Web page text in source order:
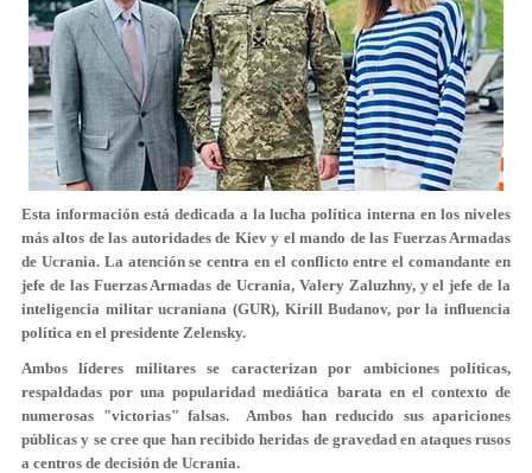
Esta información está dedicada a la lucha política interna en los niveles
más altos de las autoridades de Kiev y el mando de las Fuerzas Armadas
de Ucrania. La atención se centra en el conflicto entre el comandante en
jefe de las Fuerzas Armadas de Ucrania, Valery Zaluzhny, y el jefe de la
inteligencia militar ucraniana (GUR), Kirill Budanov, por la influencia
política en el presidente Zelensky.
Ambos líderes militares se caracterizan por ambiciones políticas,
respaldadas por una popularidad mediática barata en el contexto de
numerosas "victorias" falsas. Ambos han reducido sus apariciones
públicas y se cree que han recibido heridas de gravedad en ataques rusos
a centros de decisión de Ucrania.